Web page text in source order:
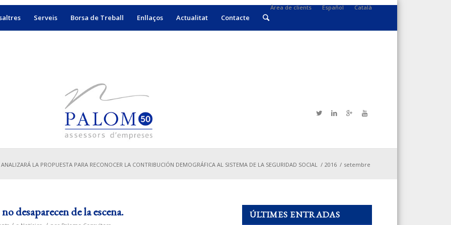
Àrea de clients Español Català
Serveis Borsa de Treball Enllaços Actualitat Contacte
LA PROPUESTA PARA RECONOCER LA CONTRIBUCIÓN DEMOGRÁFICA AL SISTEMA DE LA SEGURIDAD SOCIAL / 2016 / setembre
desaparecen de la escena. ÚLTIMES ENTRADAS